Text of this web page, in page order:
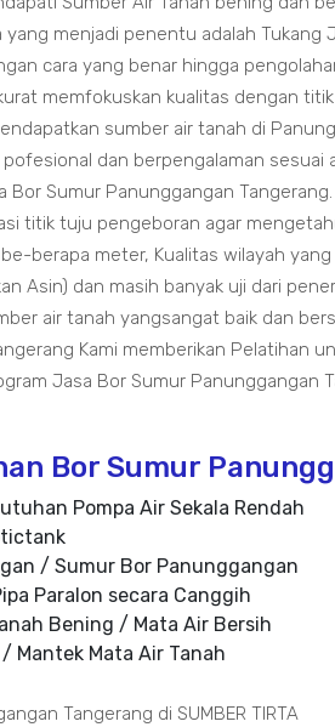
yang menjadi penentu adalah Tukang
cara yang benar hingga
memfokuskan kualitas dengan
sumber air tanah di
dan berpengalaman sesuai
Bor Sumur Panunggangan
titik tuju pengeboran agar
berapa meter, Kualitas wilayah
Asin) dan masih banyak uji dari
air tanah yangsangat baik dan
Kami memberikan Pelatihan
Jasa Bor Sumur Panunggangan
Bor Sumur
Pompa Air Sekala Rendah
/ Sumur Bor Panunggangan
Paralon secara Canggih
Bening / Mata Air Bersih
Mantek Mata Air Tanah
Tangerang di SUMBER TIRTA